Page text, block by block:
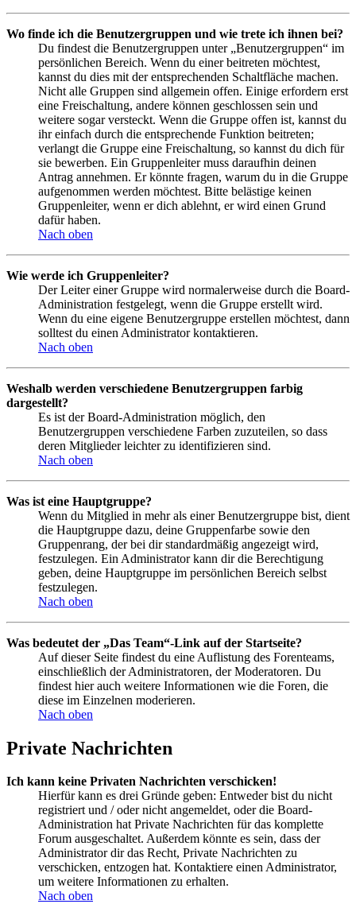
Wo finde ich die Benutzergruppen und wie trete ich ihnen bei?
Du findest die Benutzergruppen unter „Benutzergruppen“ im
persönlichen Bereich. Wenn du einer beitreten möchtest,
kannst du dies mit der entsprechenden Schaltfläche machen.
Nicht alle Gruppen sind allgemein offen. Einige erfordern erst
eine Freischaltung, andere können geschlossen sein und
weitere sogar versteckt. Wenn die Gruppe offen ist, kannst du
ihr einfach durch die entsprechende Funktion beitreten;
verlangt die Gruppe eine Freischaltung, so kannst du dich für
sie bewerben. Ein Gruppenleiter muss daraufhin deinen
Antrag annehmen. Er könnte fragen, warum du in die Gruppe
aufgenommen werden möchtest. Bitte belästige keinen
Gruppenleiter, wenn er dich ablehnt, er wird einen Grund
dafür haben.
Nach oben
Wie werde ich Gruppenleiter?
Der Leiter einer Gruppe wird normalerweise durch die Board-
Administration festgelegt, wenn die Gruppe erstellt wird.
Wenn du eine eigene Benutzergruppe erstellen möchtest, dann
solltest du einen Administrator kontaktieren.
Nach oben
Weshalb werden verschiedene Benutzergruppen farbig
dargestellt?
Es ist der Board-Administration möglich, den
Benutzergruppen verschiedene Farben zuzuteilen, so dass
deren Mitglieder leichter zu identifizieren sind.
Nach oben
Was ist eine Hauptgruppe?
Wenn du Mitglied in mehr als einer Benutzergruppe bist, dient
die Hauptgruppe dazu, deine Gruppenfarbe sowie den
Gruppenrang, der bei dir standardmäßig angezeigt wird,
festzulegen. Ein Administrator kann dir die Berechtigung
geben, deine Hauptgruppe im persönlichen Bereich selbst
festzulegen.
Nach oben
Was bedeutet der „Das Team“-Link auf der Startseite?
Auf dieser Seite findest du eine Auflistung des Forenteams,
einschließlich der Administratoren, der Moderatoren. Du
findest hier auch weitere Informationen wie die Foren, die
diese im Einzelnen moderieren.
Nach oben
Private Nachrichten
Ich kann keine Privaten Nachrichten verschicken!
Hierfür kann es drei Gründe geben: Entweder bist du nicht
registriert und / oder nicht angemeldet, oder die Board-
Administration hat Private Nachrichten für das komplette
Forum ausgeschaltet. Außerdem könnte es sein, dass der
Administrator dir das Recht, Private Nachrichten zu
verschicken, entzogen hat. Kontaktiere einen Administrator,
um weitere Informationen zu erhalten.
Nach oben